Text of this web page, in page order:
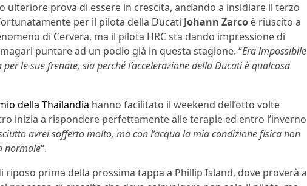
ulteriore prova di essere in crescita, andando a insidiare il terzo
per il pilota della Ducati Johann Zarco è riuscito a
di Cervera, ma il pilota HRC sta dando impressione di
puntare ad un podio già in questa stagione. “Era impossibile
per le sue frenate, sia perché l’accelerazione della Ducati è qualcosa
della Thailandia hanno facilitato il weekend dell’otto volte
inizia a rispondere perfettamente alle terapie ed entro l’inverno
avrei sofferto molto, ma con l’acqua la mia condizione fisica non
normale“.
prima della prossima tappa a Phillip Island, dove proverà a